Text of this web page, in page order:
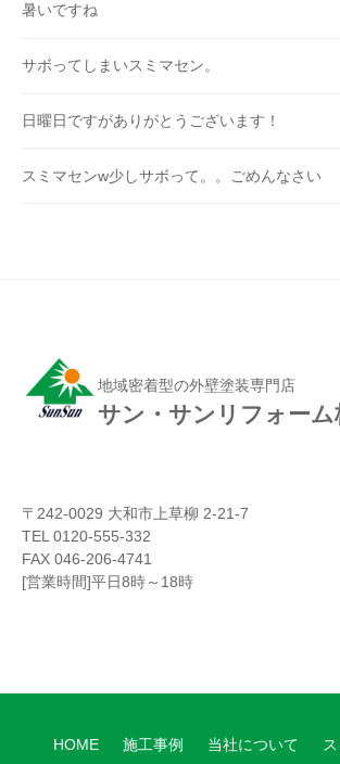
暑いですね
サボってしまいスミマセン。
日曜日ですがありがとうございます！
スミマセンw少しサボって。。ごめんなさい
地域密着型の外壁塗装専門店
サン・サンリフォーム
〒242-0029 大和市上草柳 2-21-7
TEL 0120-555-332
FAX 046-206-4741
[営業時間]平日8時～18時
HOME 施工事例 当社について